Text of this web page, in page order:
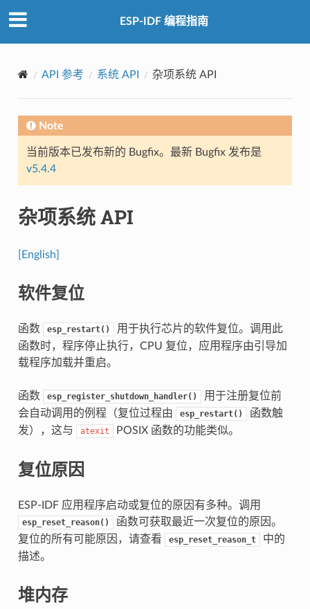
ESP-IDF 编程指南
API 参考 系统 API 杂项系统 API
Note
当前版本已发布新的 Bugfix。最新 Bugfix 发布是
v5.4.4
杂项系统 API
[English]
软件复位
函数 esp_restart()
用于执行芯片的软件复位。调用此
函数时，程序停止执行，CPU 复位，应用程序由引导加
载程序加载并重启。
函数 esp_register_shutdown_handler()
用于注册复位前
会自动调用的例程（复位过程由
esp_restart()
函数触
发），这与
atexit POSIX 函数的功能类似。
复位原因
ESP-IDF 应用程序启动或复位的原因有多种。调用
esp_reset_reason()
函数可获取最近一次复位的原因。
复位的所有可能原因，请查看
esp_reset_reason_t
中的
描述。
堆内存